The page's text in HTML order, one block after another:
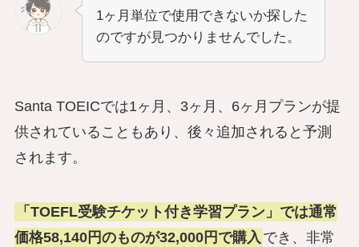
1ヶ月単位で使用できないか探した
のですが見つかりませんでした。
Santa TOEICでは1ヶ月、3ヶ月、6ヶ月プランが提
供されていることもあり、後々追加されると予測
されます。
「TOEFL受験チケット付き学習プラン」では通常
価格58,140円のものが32,000円で購入 でき、非常